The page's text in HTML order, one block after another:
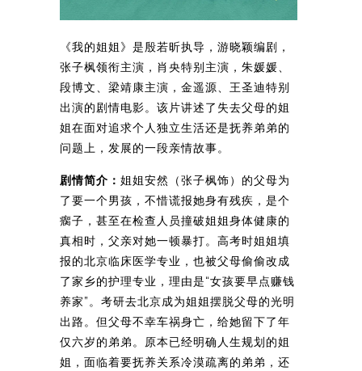
《我的姐姐》是殷若昕执导，游晓颖编剧，
张子枫领衔主演，肖央特别主演，朱媛媛、
段博文、梁靖康主演，金遥源、王圣迪特别
出演的剧情电影。该片讲述了失去父母的姐
姐在面对追求个人独立生活还是抚养弟弟的
问题上，发展的一段亲情故事。
剧情简介： 姐姐安然（张子枫饰）的父母为
了要一个男孩，不惜谎报她身有残疾，是个
瘸子，甚至在检查人员撞破姐姐身体健康的
真相时，父亲对她一顿暴打。高考时姐姐填
报的北京临床医学专业，也被父母偷偷改成
了家乡的护理专业，理由是“女孩要早点赚钱
养家”。考研去北京成为姐姐摆脱父母的光明
出路。但父母不幸车祸身亡，给她留下了年
仅六岁的弟弟。原本已经明确人生规划的姐
姐，面临着要抚养关系冷漠疏离的弟弟，还